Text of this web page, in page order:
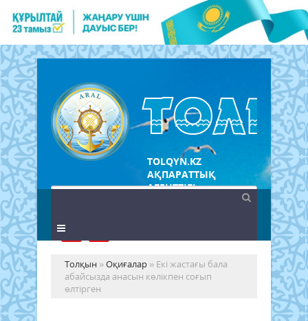
TOLQYN.KZ
АҚПАРАТТЫҚ
АГЕНТТІГІ
Толқын »Оқиғалар » Екі жастағы бала
абайсызда анасын көлікпен соғып
өлтірген